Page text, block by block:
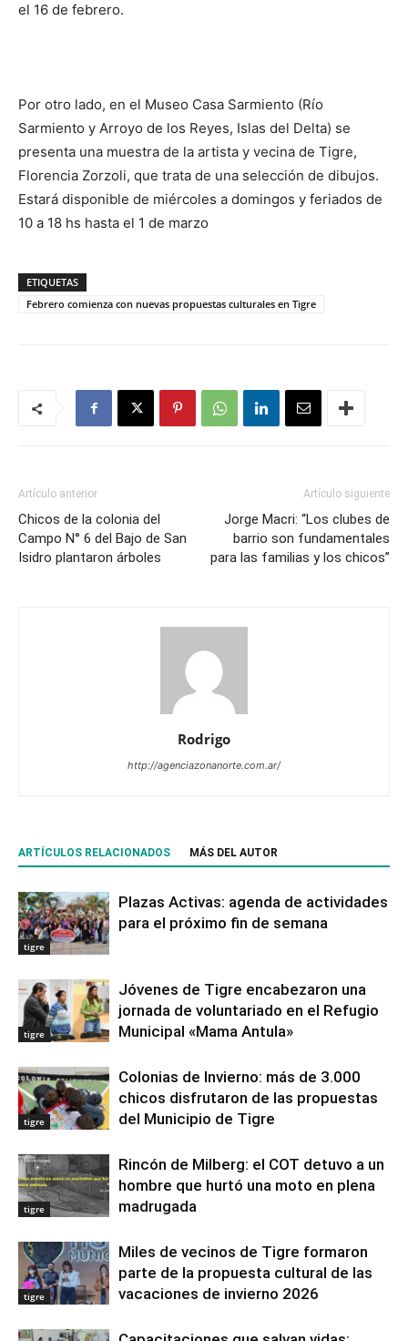
el 16 de febrero.
Por otro lado, en el Museo Casa Sarmiento (Río
Sarmiento y Arroyo de los Reyes, Islas del Delta) se
presenta una muestra de la artista y vecina de Tigre,
Florencia Zorzoli, que trata de una selección de dibujos.
Estará disponible de miércoles a domingos y feriados de
10 a 18 hs hasta el 1 de marzo
ETIQUETAS
Febrero comienza con nuevas propuestas culturales en Tigre
Artículo anterior
Chicos de la colonia del
Campo N° 6 del Bajo de San
Isidro plantaron árboles
Artículo siguiente
Jorge Macri: “Los clubes de
barrio son fundamentales
para las familias y los chicos”
Rodrigo
http://agenciazonanorte.com.ar/
ARTÍCULOS RELACIONADOS MÁS DEL AUTOR
tigre
Plazas Activas: agenda de actividades
para el próximo fin de semana
tigre
Jóvenes de Tigre encabezaron una
jornada de voluntariado en el Refugio
Municipal «Mama Antula»
tigre
Colonias de Invierno: más de 3.000
chicos disfrutaron de las propuestas
del Municipio de Tigre
tigre
Rincón de Milberg: el COT detuvo a un
hombre que hurtó una moto en plena
madrugada
tigre
Miles de vecinos de Tigre formaron
parte de la propuesta cultural de las
vacaciones de invierno 2026